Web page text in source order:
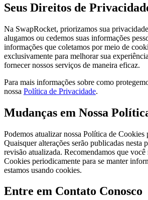
Seus Direitos de
Na SwapRocket, priorizamos sua
alugamos ou cedemos suas informações
informações que coletamos por meio de
exclusivamente para melhorar sua
fornecer nossos serviços de maneira eficaz.
Para mais informações sobre como
nossa Política de Privacidade.
Mudanças em Nossa
Podemos atualizar nossa Política de Cookies
Quaisquer alterações serão publicadas nesta
revisão atualizada. Recomendamos que
Cookies periodicamente para se manter
estamos usando cookies.
Entre em Contato Conosco